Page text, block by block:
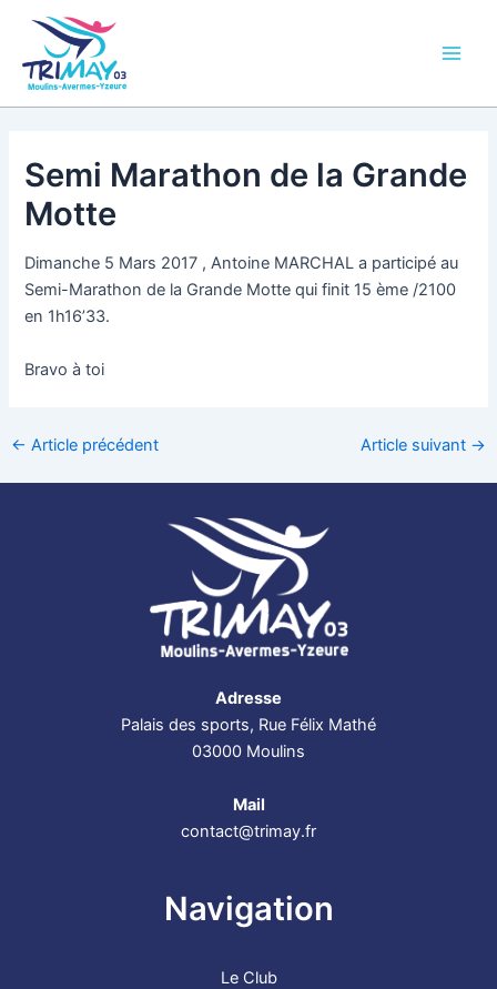
contenu
Semi Marathon de la Grande
Motte
Dimanche 5 Mars 2017 , Antoine MARCHAL a participé au
Semi-Marathon de la Grande Motte qui finit 15 ème /2100
en 1h16’33.
Bravo à toi
← Article précédent Article suivant →
Adresse
Palais des sports, Rue Félix Mathé
03000 Moulins
Mail
contact@trimay.fr
Navigation
Le Club